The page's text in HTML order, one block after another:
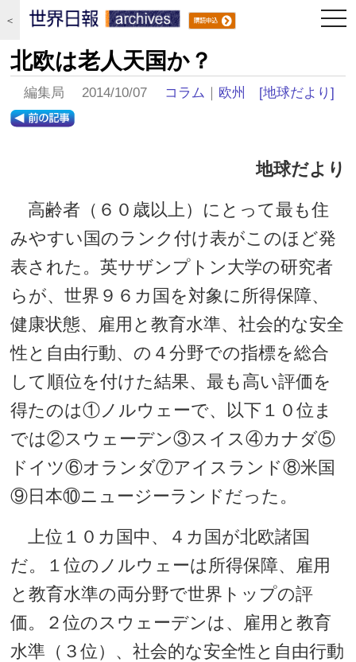
＜
北欧は老人天国か？
編集局 2014/10/07 コラム ｜ 欧州 [地球だより]
地球だより
高齢者（６０歳以上）にとって最も住
みやすい国のランク付け表がこのほど発
表された。英サザンプトン大学の研究者
らが、世界９６カ国を対象に所得保障、
健康状態、雇用と教育水準、社会的な安全
性と自由行動、の４分野での指標を総合
して順位を付けた結果、最も高い評価を
得たのは①ノルウェーで、以下１０位ま
では②スウェーデン③スイス④カナダ⑤
ドイツ⑥オランダ⑦アイスランド⑧米国
⑨日本⑩ニュージーランドだった。
上位１０カ国中、４カ国が北欧諸国
だ。１位のノルウェーは所得保障、雇用
と教育水準の両分野で世界トップの評
価。２位のスウェーデンは、雇用と教育
水準（３位）、社会的な安全性と自由行動